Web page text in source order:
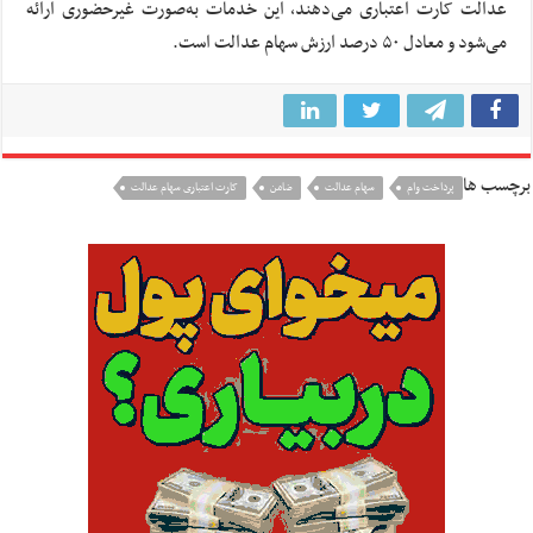
عدالت کارت اعتباری می‌دهند، این خدمات به‌صورت غیرحضوری ارائه
می‌شود و معادل ۵۰ درصد ارزش سهام عدالت است.
برچسب ها پرداخت وام سهام عدالت ضامن کارت اعتباری سهام عدالت